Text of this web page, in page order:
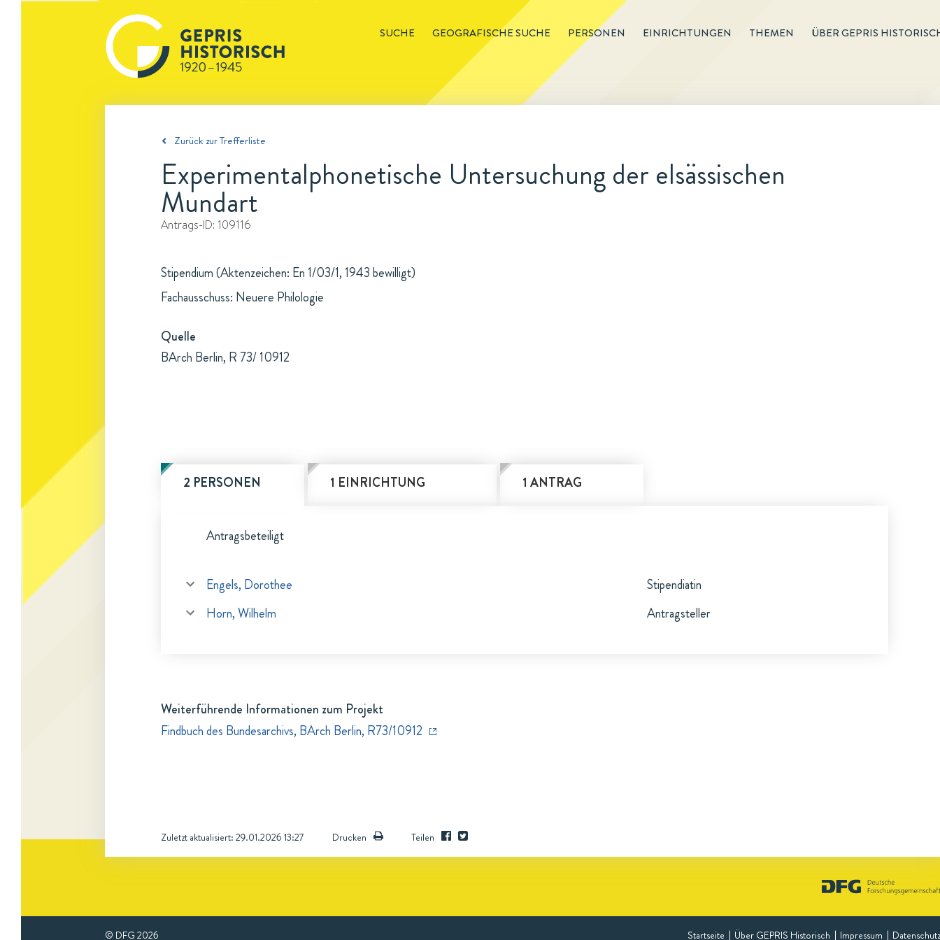
SUCHE GEOGRAFISCHE SUCHE PERSONEN EINRICHTUNGEN THEMEN ÜBER GEPRIS
Zurück zur Trefferliste
Experimentalphonetische Untersuchung der elsässischen
Mundart
Antrags-ID: 109116
Stipendium (Aktenzeichen: En 1/03/1, 1943 bewilligt)
Fachausschuss: Neuere Philologie
Quelle
BArch Berlin, R 73/ 10912
2 PERSONEN 1 EINRICHTUNG 1 ANTRAG
Antragsbeteiligt
Engels, Dorothee
Stipendiatin
Horn, Wilhelm
Antragsteller
Weiterführende Informationen zum Projekt
Findbuch des Bundesarchivs, BArch Berlin, R73/10912
Zuletzt aktualisiert: 29.01.2026 13:27 Drucken Teilen
© DFG 2026 Startseite Über GEPRIS Historisch Impressum Datenschutz